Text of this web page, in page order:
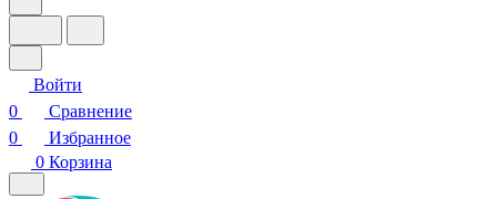
Войти
0
Сравнение
0
Избранное
0 Корзина